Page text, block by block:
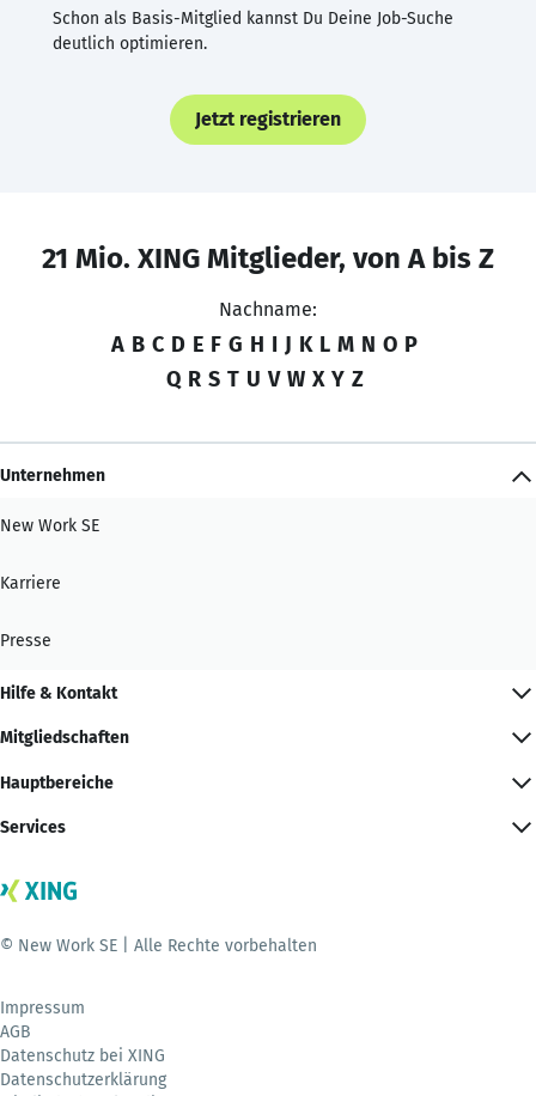
Schon als Basis-Mitglied kannst Du Deine Job-Suche
deutlich optimieren.
Jetzt registrieren
21 Mio. XING Mitglieder, von A bis Z
Nachname:
A B C D E F G H I J K L M N O P
Q R S T U V W X Y Z
Unternehmen
New Work SE
Karriere
Presse
Hilfe & Kontakt
Mitgliedschaften
Hauptbereiche
Services
© New Work SE | Alle Rechte vorbehalten
Impressum
AGB
Datenschutz bei XING
Datenschutzerklärung